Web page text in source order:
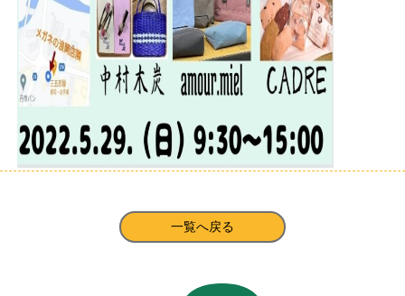
一覧へ戻る